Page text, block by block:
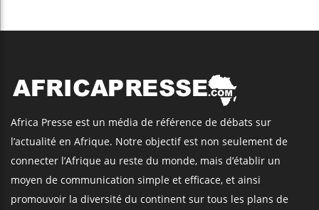
Africa Presse est un média de référence de débats sur
l’actualité en Afrique. Notre objectif est non seulement de
connecter l’Afrique au reste du monde, mais d’établir un
moyen de communication simple et efficace, et ainsi
promouvoir la diversité du continent sur tous les plans de